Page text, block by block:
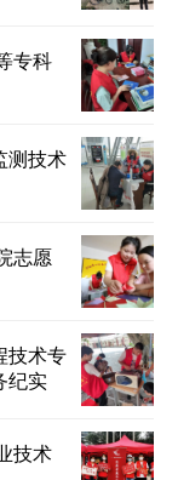
专科
测技术
志愿
技术专
纪实
技术